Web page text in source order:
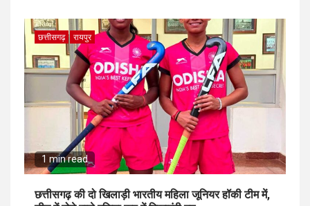
छत्तीसगढ़ रायपुर
1 min read
छत्तीसगढ़ की दो खिलाड़ी भारतीय महिला जूनियर हॉकी टीम में,